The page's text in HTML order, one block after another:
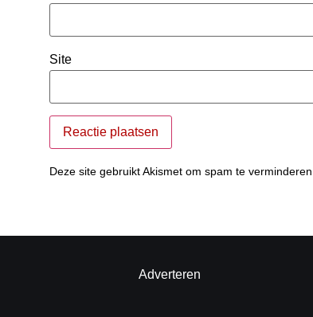
Site
Deze site gebruikt Akismet om spam te verminderen.
Adverteren